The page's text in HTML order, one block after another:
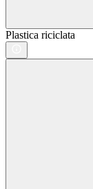
Plastica riciclata